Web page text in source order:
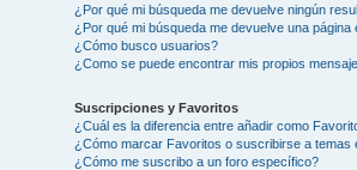
¿Por qué mi búsqueda me devuelve ningún
¿Por qué mi búsqueda me devuelve una página
¿Cómo busco usuarios?
¿Como se puede encontrar mis propios
Suscripciones y Favoritos
¿Cuál es la diferencia entre añadir como
¿Cómo marcar Favoritos o suscribirse a temas
¿Cómo me suscribo a un foro específico?